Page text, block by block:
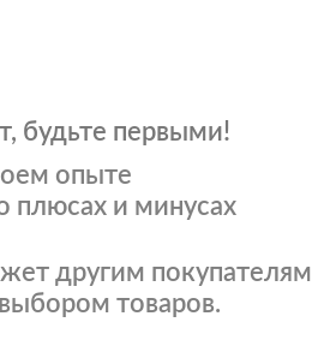
будьте первыми!
опыте
плюсах и минусах
другим покупателям
товаров.